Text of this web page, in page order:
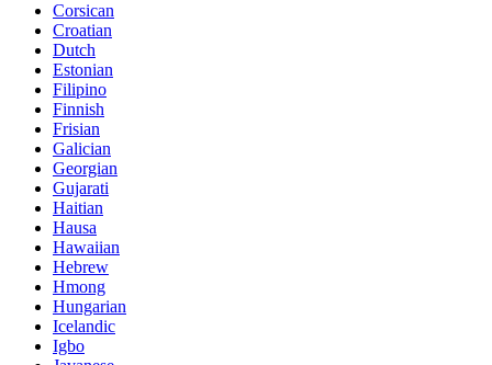
Corsican
Croatian
Dutch
Estonian
Filipino
Finnish
Frisian
Galician
Georgian
Gujarati
Haitian
Hausa
Hawaiian
Hebrew
Hmong
Hungarian
Icelandic
Igbo